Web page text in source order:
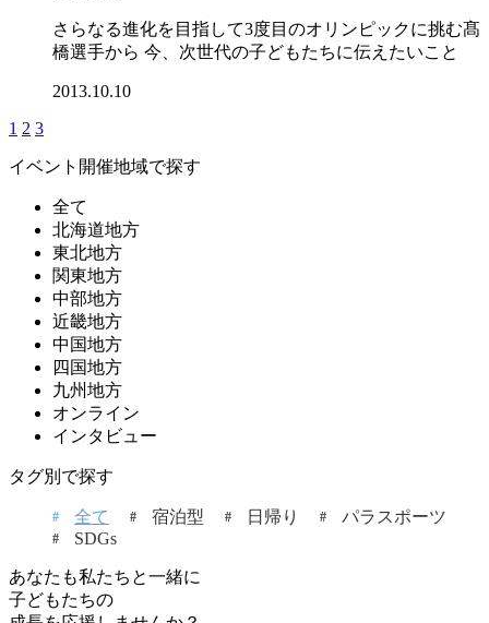
さらなる進化を目指して3度目のオリンピックに挑む髙
橋選手から 今、次世代の子どもたちに伝えたいこと
2013.10.10
1 2 3
イベント開催地域で探す
全て
北海道地方
東北地方
関東地方
中部地方
近畿地方
中国地方
四国地方
九州地方
オンライン
インタビュー
タグ別で探す
全て 宿泊型 日帰り
パラスポーツ
SDGs
あなたも私たちと一緒に
子どもたちの